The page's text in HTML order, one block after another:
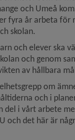
och Umeå
fyra år arbeta för
skolan.
och elever ska
och genom
av hållbara
om
och i
del i vårt arbete
och det här är